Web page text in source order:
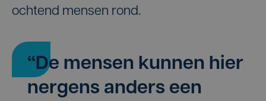
ochtend mensen rond.
“De mensen kunnen hier
nergens anders een